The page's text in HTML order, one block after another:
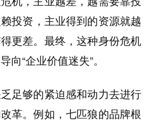
投资，主业得到的资源就越
更差。最终，这种身份危机
向“企业价值迷失”。
足够的紧迫感和动力去进行
革。例如，七匹狼的品牌根